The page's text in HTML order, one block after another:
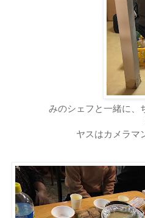
みのシェフと一緒に、
ヤスはカメラマ